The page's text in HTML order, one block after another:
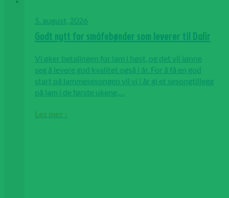
5. august, 2026
Godt nytt for småfebønder som leverer til Dalir
Vi øker betalingen for lam i høst, og det vil lønne
seg å levere god kvalitet også i år. For å få en god
start på lammesesongen vil vi i år gi et sesongtillegg
på lam i de første ukene,…
Les mer ›